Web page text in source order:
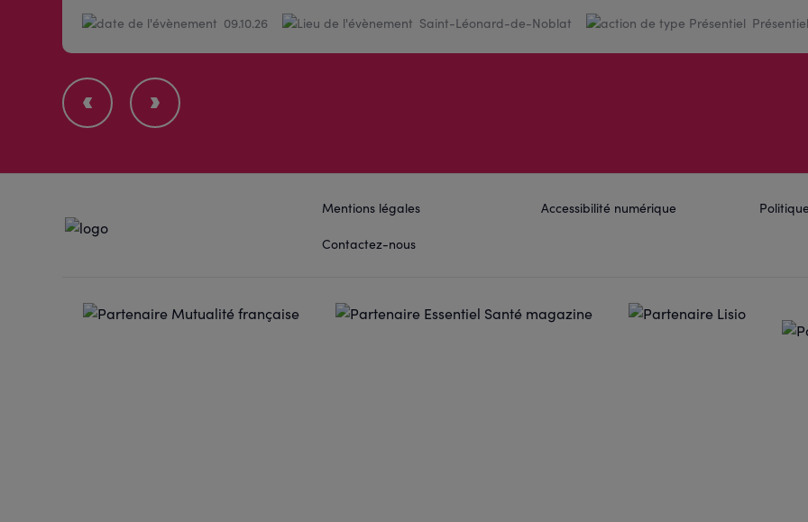
09.10.26 Saint-Léonard-de-Noblat Présentiel
Mentions légales Accessibilité numérique
Contactez-nous